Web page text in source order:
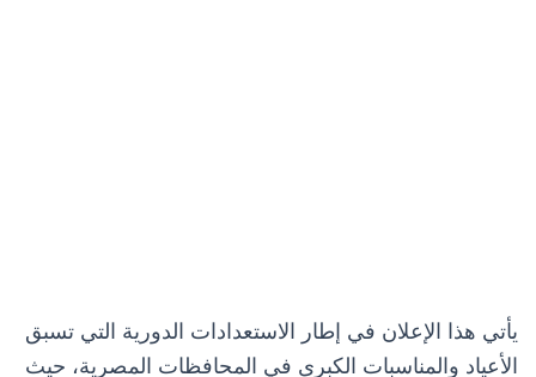
يأتي هذا الإعلان في إطار الاستعدادات الدورية التي تسبق
الأعياد والمناسبات الكبرى في المحافظات المصرية، حيث